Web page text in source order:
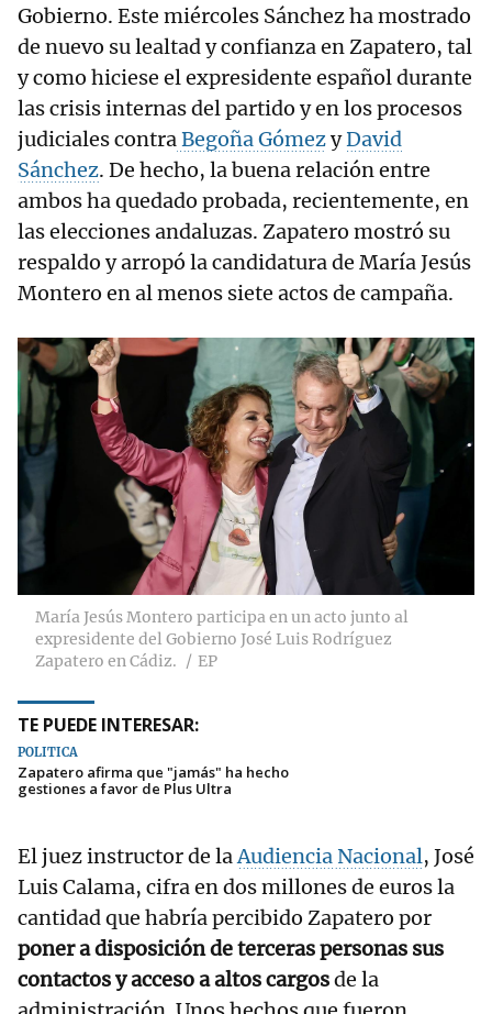
Gobierno. Este miércoles Sánchez ha mostrado
de nuevo su lealtad y confianza en Zapatero, tal
y como hiciese el expresidente español durante
las crisis internas del partido y en los procesos
judiciales contraBegoña GómezyDavid
Sánchez. De hecho, la buena relación entre
ambos ha quedado probada, recientemente, en
las elecciones andaluzas. Zapatero mostró su
respaldo y arropó la candidatura de María Jesús
Montero en al menos siete actos de campaña.
María Jesús Montero participa en un acto junto al
expresidente del Gobierno José Luis Rodríguez
Zapatero en Cádiz.
EP
TE PUEDE INTERESAR:
POLÍTICA
Zapatero afirma que "jamás" ha hecho
gestiones a favor de Plus Ultra
El juez instructor de laAudiencia Nacional, José
Luis Calama, cifra en dos millones de euros la
cantidad que habría percibido Zapatero por
poner a disposición de terceras personas sus
contactos y acceso a altos cargosde la